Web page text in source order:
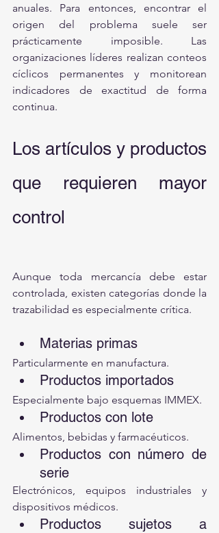
anuales. Para entonces, encontrar el
origen del problema suele ser
prácticamente imposible. Las
organizaciones líderes realizan conteos
cíclicos permanentes y monitorean
indicadores de exactitud de forma
continua.
Los artículos y productos
que requieren mayor
control
Aunque toda mercancía debe estar
controlada, existen categorías donde la
trazabilidad es especialmente crítica.
Materias primas
Particularmente en manufactura.
Productos importados
Especialmente bajo esquemas IMMEX.
Productos con lote
Alimentos, bebidas y farmacéuticos.
Productos con número de
serie
Electrónicos, equipos industriales y
dispositivos médicos.
Productos sujetos a